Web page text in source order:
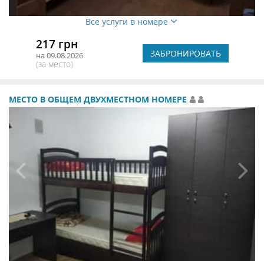
Все услуги в номере
217 грн
на 09.08.2026
(за место)
ЗАБРОНИРОВАТЬ
МЕСТО В ОБЩЕМ ДВУХМЕСТНОМ НОМЕРЕ